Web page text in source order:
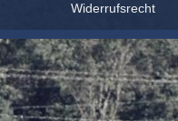
Widerrufsrecht